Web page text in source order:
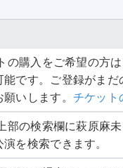
の購入をご希望の方
能です。ご登録がまだ
いします。 チケット
部の検索欄に萩原麻未
を検索できます。